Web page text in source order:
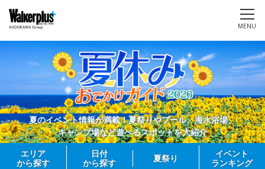
MENU
夏のイベント情報が満載！夏祭りやプール、海水浴場、
キャンプ場など遊べるスポットを大紹介
エリア
から探す
日付
から探す
夏祭り
イベント
ランキング